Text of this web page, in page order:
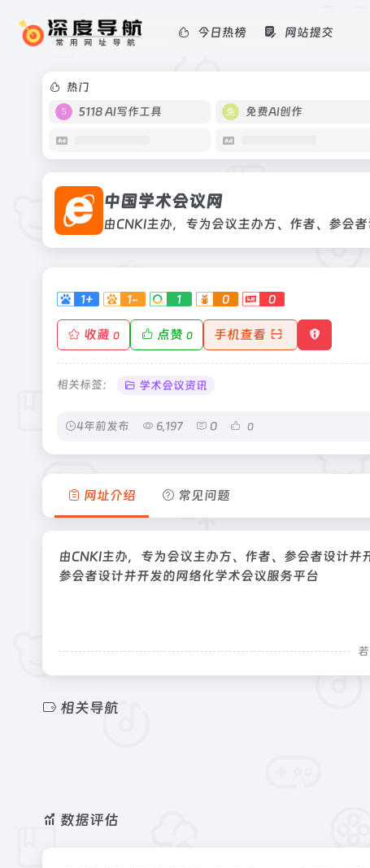
今日热榜 网站提交
热门
5118 AI写作工具
免费AI创作
中国学术会议网
1+ 1- 1 0 0
收藏 0 点赞 0 手机查看
相关标签： 学术会议资讯
4年前发布 6,197 0 0
网址介绍 常见问题
由CNKI主办，专为会议主办方、作者、参会者设计并
参会者设计并开发的网络化学术会议服务平台
相关导航
数据评估